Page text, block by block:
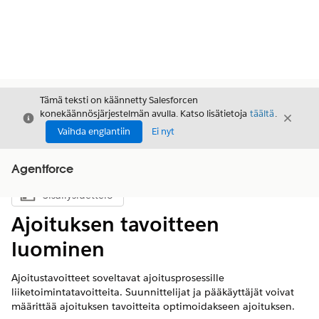
Sulje
Tämä teksti on käännetty Salesforcen
konekäännösjärjestelmän avulla. Katso lisätietoja täältä.
Vaihda englantiin
Ei nyt
Sulje
Agentforce
Näytä sisällysluettelo
Sisällysluettelo
Ajoituksen tavoitteen
luominen
Ajoitustavoitteet soveltavat ajoitusprosessille
liiketoimintatavoitteita. Suunnittelijat ja pääkäyttäjät voivat
määrittää ajoituksen tavoitteita optimoidakseen ajoituksen.